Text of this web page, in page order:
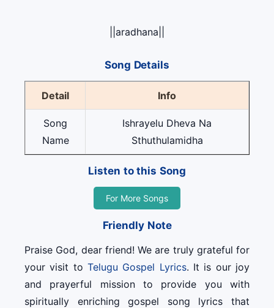
||aradhana||
Song Details
Detail Info
Song
Name
Ishrayelu Dheva Na
Sthuthulamidha
Listen to this Song
For More Songs
Friendly Note
Praise God, dear friend! We are truly grateful for
your visit to Telugu Gospel Lyrics. It is our joy
and prayerful mission to provide you with
spiritually enriching gospel song lyrics that